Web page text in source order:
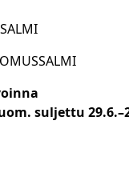
suljettu